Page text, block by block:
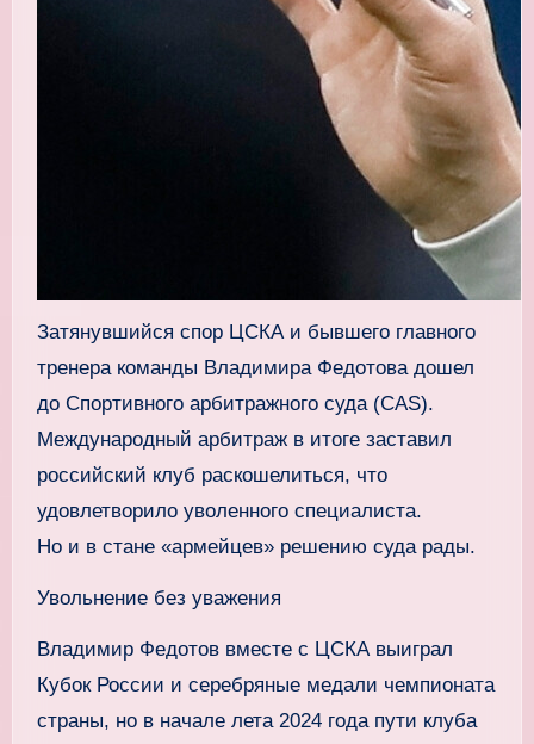
Затянувшийся спор ЦСКА и бывшего главного
тренера команды Владимира Федотова дошел
до Спортивного арбитражного суда (CAS).
Международный арбитраж в итоге заставил
российский клуб раскошелиться, что
удовлетворило уволенного специалиста.
Но и в стане «армейцев» решению суда рады.
Увольнение без уважения
Владимир Федотов вместе с ЦСКА выиграл
Кубок России и серебряные медали чемпионата
страны, но в начале лета 2024 года пути клуба